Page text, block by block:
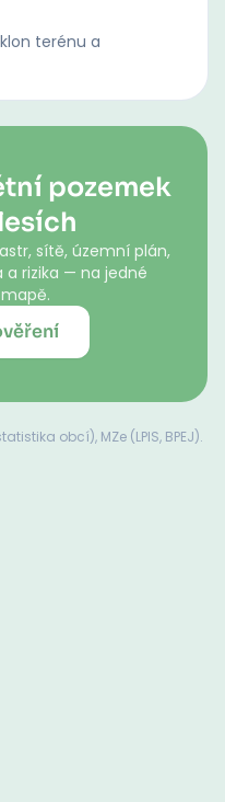
terénu a
pozemek
sítě, územní plán,
rizika — na jedné
obcí), MZe (LPIS, BPEJ).